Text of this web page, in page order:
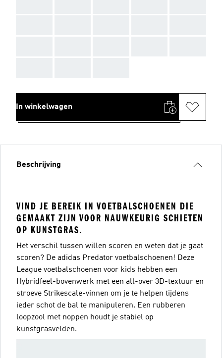
In winkelwagen
Beschrijving
VIND JE BEREIK IN VOETBALSCHOENEN DIE
GEMAAKT ZIJN VOOR NAUWKEURIG SCHIETEN
OP KUNSTGRAS.
Het verschil tussen willen scoren en weten dat je gaat
scoren? De adidas Predator voetbalschoenen! Deze
League voetbalschoenen voor kids hebben een
Hybridfeel-bovenwerk met een all-over 3D-textuur en
stroeve Strikescale-vinnen om je te helpen tijdens
ieder schot de bal te manipuleren. Een rubberen
loopzool met noppen houdt je stabiel op
kunstgrasvelden.